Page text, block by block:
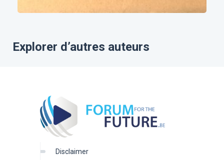
Explorer d’autres auteurs
disclaimer